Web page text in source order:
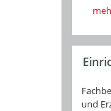
und